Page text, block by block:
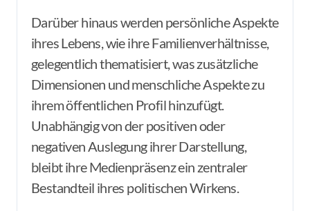
Darüber hinaus werden persönliche Aspekte
ihres Lebens, wie ihre Familienverhältnisse,
gelegentlich thematisiert, was zusätzliche
Dimensionen und menschliche Aspekte zu
ihrem öffentlichen Profil hinzufügt.
Unabhängig von der positiven oder
negativen Auslegung ihrer Darstellung,
bleibt ihre Medienpräsenz ein zentraler
Bestandteil ihres politischen Wirkens.